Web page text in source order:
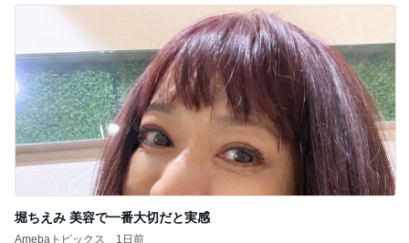
堀ちえみ 美容で一番大切だと実感
Amebaトピックス 1日前